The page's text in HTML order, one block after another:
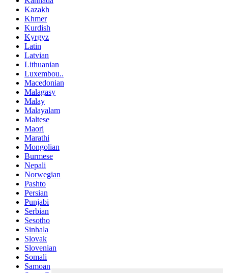
Kazakh
Khmer
Kurdish
Kyrgyz
Latin
Latvian
Lithuanian
Luxembou..
Macedonian
Malagasy
Malay
Malayalam
Maltese
Maori
Marathi
Mongolian
Burmese
Nepali
Norwegian
Pashto
Persian
Punjabi
Serbian
Sesotho
Sinhala
Slovak
Slovenian
Somali
Samoan